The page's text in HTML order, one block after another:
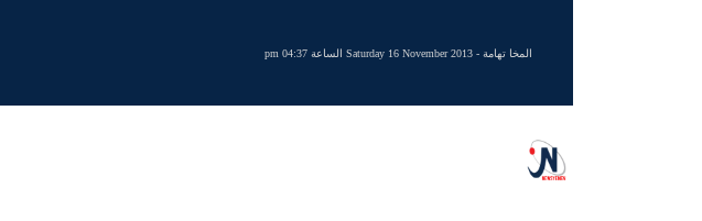
المخا تهامة- Saturday 16 November 2013 الساعة 04:37 pm